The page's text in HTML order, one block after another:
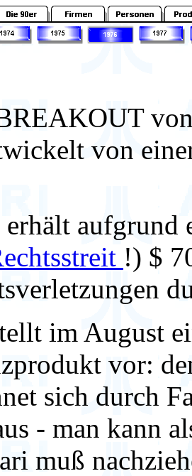
von
aufgrund
!) $
im August
vor:
sich durch
- man kann
muß